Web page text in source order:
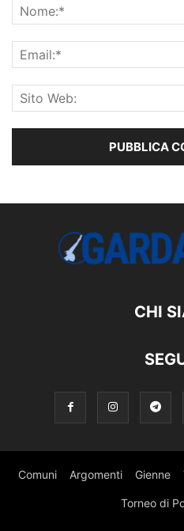
CHI
Comuni Argomenti Gienne
Torneo di